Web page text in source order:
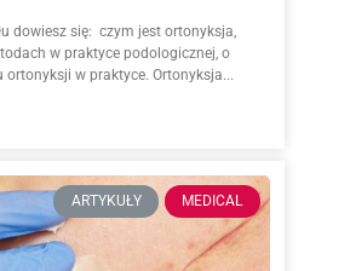
dowiesz się: czym jest ortonyksja,
w praktyce podologicznej, o
ortonyksji w praktyce. Ortonyksja...
ARTYKUŁY MEDICAL